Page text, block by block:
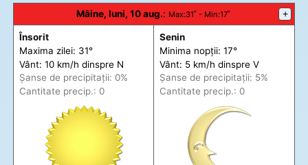
Mâine, luni, 10 aug.: Max:31˚ - Min:17˚ +
Însorit
Maxima zilei: 31°
Vânt: 10 km/h dinspre N
Șanse de precipitații: 0%
Cantitate precip.: 0
Senin
Minima nopții: 17°
Vânt: 5 km/h dinspre V
Șanse de precipitații: 5%
Cantitate precip.: 0